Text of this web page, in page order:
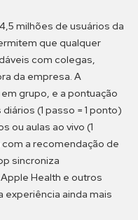
milhões de usuários da
que qualquer
com colegas,
da empresa. A
grupo, e a pontuação
(1 passo = 1 ponto)
ou aulas ao vivo (1
a recomendação de
sincroniza
Health e outros
experiência ainda mais